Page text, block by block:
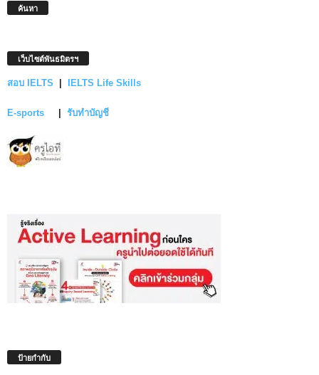
ค้นหา
เว็บไซต์พันธมิตรฯ
สอบ IELTS IELTS Life Skills
E-sports รับทำบัญชี
ป้ายกำกับ